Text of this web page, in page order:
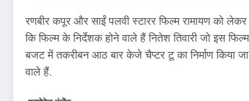
रणबीर कपूर और साईं पलवी स्टारर फिल्म रामायण को
कि फिल्म के निर्देशक होने वाले हैं नितेश तिवारी जो इस
बजट में तकरीबन आठ बार केजे चैप्टर टू का निर्माण किया
वाले हैं.